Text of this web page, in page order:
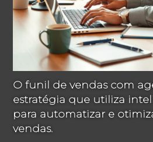
O funil de vendas com
estratégia que utiliza
para automatizar e
vendas.